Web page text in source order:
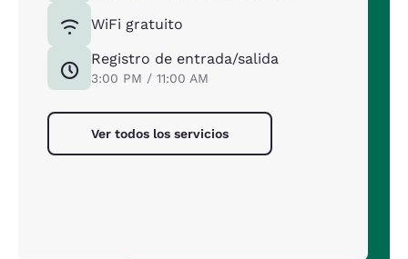
WiFi gratuito
Registro de entrada/salida
3:00 PM / 11:00 AM
Ver todos los servicios